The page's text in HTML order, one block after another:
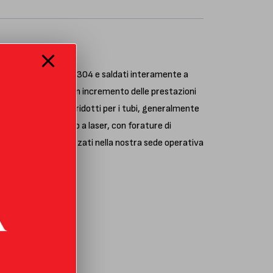
in acciaio AISI 304 e saldati interamente a
permette un incremento delle prestazioni
di spessori ridotti per i tubi, generalmente
numerico/taglio a laser, con forature di
e realizzati nella nostra sede operativa